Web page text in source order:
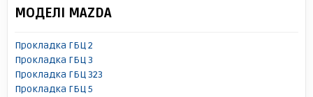
МОДЕЛІ MAZDA
Прокладка ГБЦ 2
Прокладка ГБЦ 3
Прокладка ГБЦ 323
Прокладка ГБЦ 5